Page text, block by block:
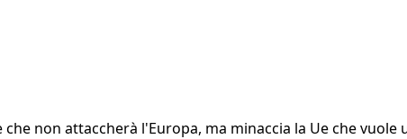
non attaccherà l'Europa, ma minaccia la Ue che vuole